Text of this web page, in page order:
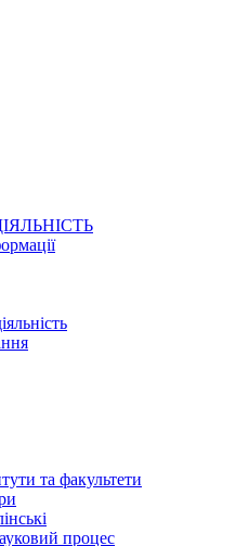
та факультети
процес